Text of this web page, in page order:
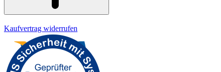
Kaufvertrag widerrufen